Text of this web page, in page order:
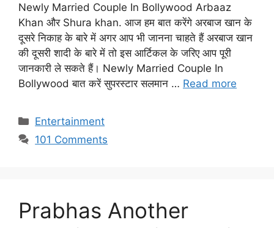
Newly Married Couple In Bollywood Arbaaz
Khan और Shura khan. आज हम बात करेंगे अरबाज खान के
दूसरे निकाह के बारे में अगर आप भी जानना चाहते हैं अरबाज खान
की दूसरी शादी के बारे में तो इस आर्टिकल के जरिए आप पूरी
जानकारी ले सकते हैं। Newly Married Couple In
Bollywood बात करें सुपरस्टार सलमान … Read more
Categories
Entertainment
101 Comments
Prabhas Another